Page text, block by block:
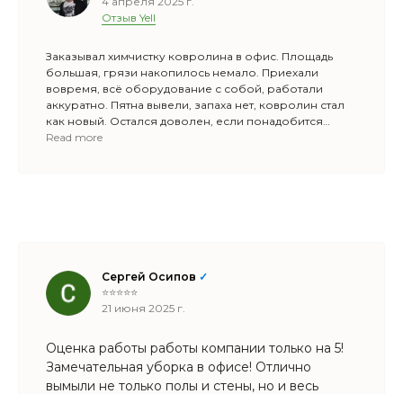
Отзыв Yell
Заказывал химчистку ковролина в офис. Площадь
большая, грязи накопилось немало. Приехали
вовремя, всё оборудование с собой, работали
аккуратно. Пятна вывели, запаха нет, ковролин стал
как новый. Остался доволен, если понадобится
ещё — обращусь сюда же.
Read more
Сергей Осипов ✓
⭐⭐⭐⭐⭐
21 июня 2025 г.
Оценка работы работы компании только на 5!
Замечательная уборка в офисе! Отлично
вымыли не только полы и стены, но и весь